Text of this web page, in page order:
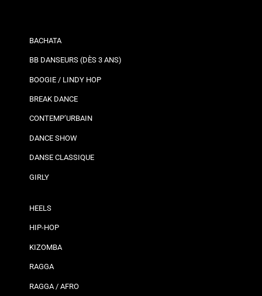
BACHATA
BB DANSEURS (DÈS 3 ANS)
BOOGIE / LINDY HOP
BREAK DANCE
CONTEMP’URBAIN
DANCE SHOW
DANSE CLASSIQUE
GIRLY
HEELS
HIP-HOP
KIZOMBA
RAGGA
RAGGA / AFRO